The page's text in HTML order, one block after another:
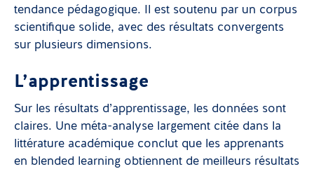
tendance pédagogique. Il est soutenu par un corpus
scientifique solide, avec des résultats convergents
sur plusieurs dimensions.
L’apprentissage
Sur les résultats d’apprentissage, les données sont
claires. Une méta-analyse largement citée dans la
littérature académique conclut que les apprenants
en blended learning obtiennent de meilleurs résultats